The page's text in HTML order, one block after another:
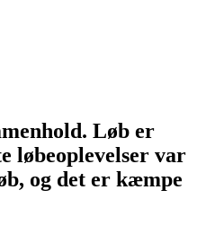
Løb er
løbeoplevelser var
og det er kæmpe